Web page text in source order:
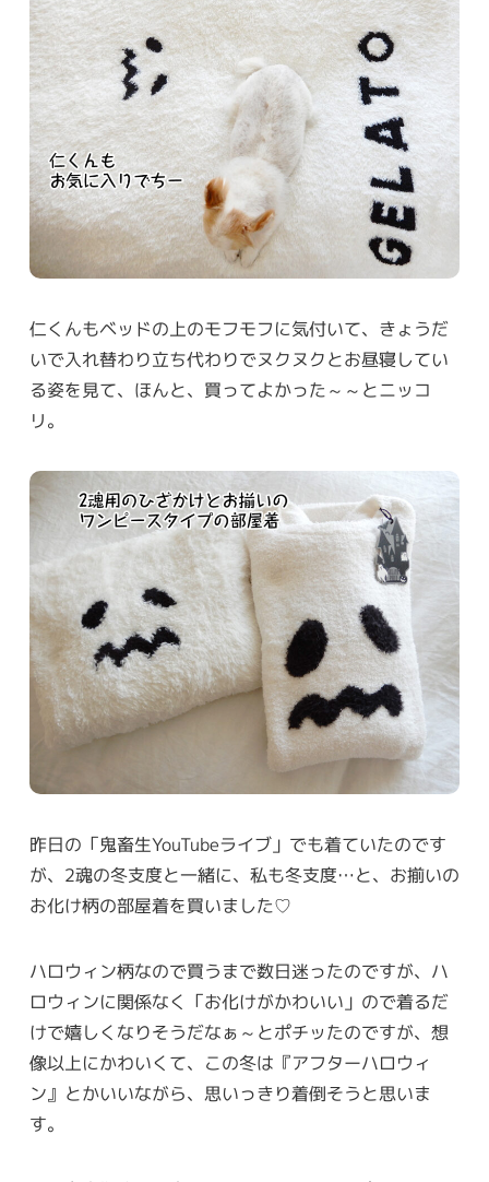
仁くんもベッドの上のモフモフに気付いて、きょうだ
いで入れ替わり立ち代わりでヌクヌクとお昼寝してい
る姿を見て、ほんと、買ってよかった～～とニッコ
リ。
昨日の「鬼畜生YouTubeライブ」でも着ていたのです
が、2魂の冬支度と一緒に、私も冬支度…と、お揃いの
お化け柄の部屋着を買いました♡
ハロウィン柄なので買うまで数日迷ったのですが、ハ
ロウィンに関係なく「お化けがかわいい」ので着るだ
けで嬉しくなりそうだなぁ～とポチッたのですが、想
像以上にかわいくて、この冬は『アフターハロウィ
ン』とかいいながら、思いっきり着倒そうと思いま
す。